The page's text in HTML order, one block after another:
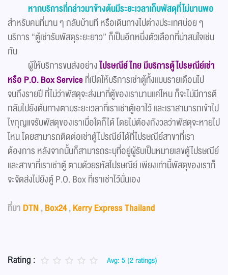
หากบริการที่กล่าวมาข้างต้นมีระยะเวลาเก็บพัสดุที่ไม่นานพอ
สำหรับคนที่นาน ๆ กลับบ้านที หรือเดินทางไปต่างประเทศบ่อย ๆ
บริการ “ตู้เช่ารับพัสดุระยะยาว” ก็เป็นอีกหนึ่งตัวเลือกที่น่าสนใจเช่น
กัน
ผู้ให้บริการขนส่งอย่างไปรษณีย์ไทย มีบริการตู้ไปรษณีย์เช่า
หรือ P.O. Box Serviceที่เปิดให้บริการเช่าตู้ทั้งแบบรายเดือนไป
จนถึงรายปี ที่ไม่ว่าพัสดุจะส่งมาที่ตู้ของเรานานแค่ไหน ก็จะไม่มีการตี
กลับไปยังต้นทางตามระยะเวลาที่เราเช่าตู้เอาไว้ และเราสามารถเข้าไป
ไขกุญแจรับพัสดุของเราเมื่อใดก็ได้ โดยไม่ต้องกังวลว่าพัสดุจะหายไป
ไหน โดยสามารถติดต่อเช่าตู้ไปรณีย์ได้ที่ไปรษณีย์สาขาที่เรา
ต้องการ หลังจากนั้นก็สามารถระบุที่อยู่ผู้รับเป็นหมายเลขตู้ไปรษณีย์
และสาขาที่เราเช่าตู้ ตามด้วยรหัสไปรษณีย์ เพียงเท่านี้พัสดุของเราก็
จะจัดส่งไปยังตู้ P.O. Box ที่เราเช่าไว้นั่นเอง
ที่มา DTN ,Box24,Kerry Express Thailand
Rating : Avg: 5 (2 ratings)